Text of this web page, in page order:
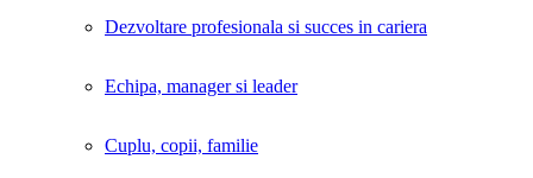
Dezvoltare profesionala si succes in cariera
Echipa, manager si leader
Cuplu, copii, familie